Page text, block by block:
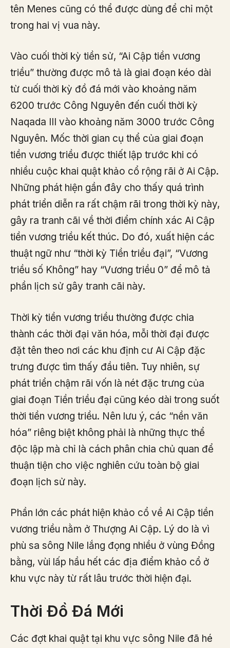
tên Menes cũng có thể được dùng để chỉ một
trong hai vị vua này.
Vào cuối thời kỳ tiền sử, “Ai Cập tiền vương
triều” thường được mô tả là giai đoạn kéo dài
từ cuối thời kỳ đồ đá mới vào khoảng năm
6200 trước Công Nguyên đến cuối thời kỳ
Naqada III vào khoảng năm 3000 trước Công
Nguyên. Mốc thời gian cụ thể của giai đoạn
tiền vương triều được thiết lập trước khi có
nhiều cuộc khai quật khảo cổ rộng rãi ở Ai Cập.
Những phát hiện gần đây cho thấy quá trình
phát triển diễn ra rất chậm rãi trong thời kỳ này,
gây ra tranh cãi về thời điểm chính xác Ai Cập
tiền vương triều kết thúc. Do đó, xuất hiện các
thuật ngữ như “thời kỳ Tiền triều đại”, “Vương
triều số Không” hay “Vương triều 0” để mô tả
phần lịch sử gây tranh cãi này.
Thời kỳ tiền vương triều thường được chia
thành các thời đại văn hóa, mỗi thời đại được
đặt tên theo nơi các khu định cư Ai Cập đặc
trưng được tìm thấy đầu tiên. Tuy nhiên, sự
phát triển chậm rãi vốn là nét đặc trưng của
giai đoạn Tiền triều đại cũng kéo dài trong suốt
thời tiền vương triều. Nên lưu ý, các “nền văn
hóa” riêng biệt không phải là những thực thể
độc lập mà chỉ là cách phân chia chủ quan để
thuận tiện cho việc nghiên cứu toàn bộ giai
đoạn lịch sử này.
Phần lớn các phát hiện khảo cổ về Ai Cập tiền
vương triều nằm ở Thượng Ai Cập. Lý do là vì
phù sa sông Nile lắng đọng nhiều ở vùng Đồng
bằng, vùi lấp hầu hết các địa điểm khảo cổ ở
khu vực này từ rất lâu trước thời hiện đại.
Thời Đồ Đá Mới
Các đợt khai quật tại khu vực sông Nile đã hé